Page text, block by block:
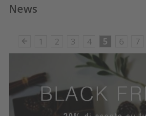
News
1 2 3 4 5 6 7